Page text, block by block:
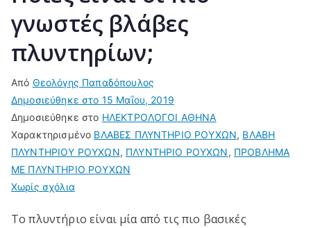
γνωστές βλάβες
πλυντηρίων;
Από Θεολόγης Παπαδόπουλος
Δημοσιεύθηκε στο 15 Μαΐου, 2019
Δημοσιεύθηκε στο ΗΛΕΚΤΡΟΛΟΓΟΙ ΑΘΗΝΑ
Χαρακτηρισμένο ΒΛΑΒΕΣ ΠΛΥΝΤΗΡΙΟ ΡΟΥΧΩΝ, ΒΛΑΒΗ
ΠΛΥΝΤΗΡΙΟΥ ΡΟΥΧΩΝ, ΠΛΥΝΤΗΡΙΟ ΡΟΥΧΩΝ, ΠΡΟΒΛΗΜΑ
ΜΕ ΠΛΥΝΤΗΡΙΟ ΡΟΥΧΩΝ
Χωρίς σχόλιαστο
είναι
Το πλυντήριο είναι μία από τις πιο βασικές